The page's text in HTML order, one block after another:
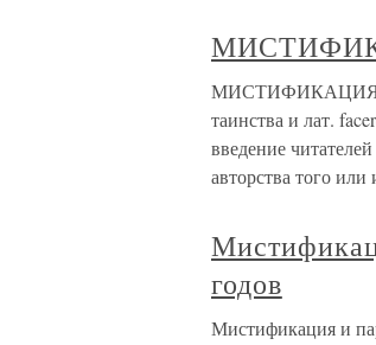
МИСТИФИКАЦИЯ
таинства и лат.
введение
авторства того или
годов
Мистификация и